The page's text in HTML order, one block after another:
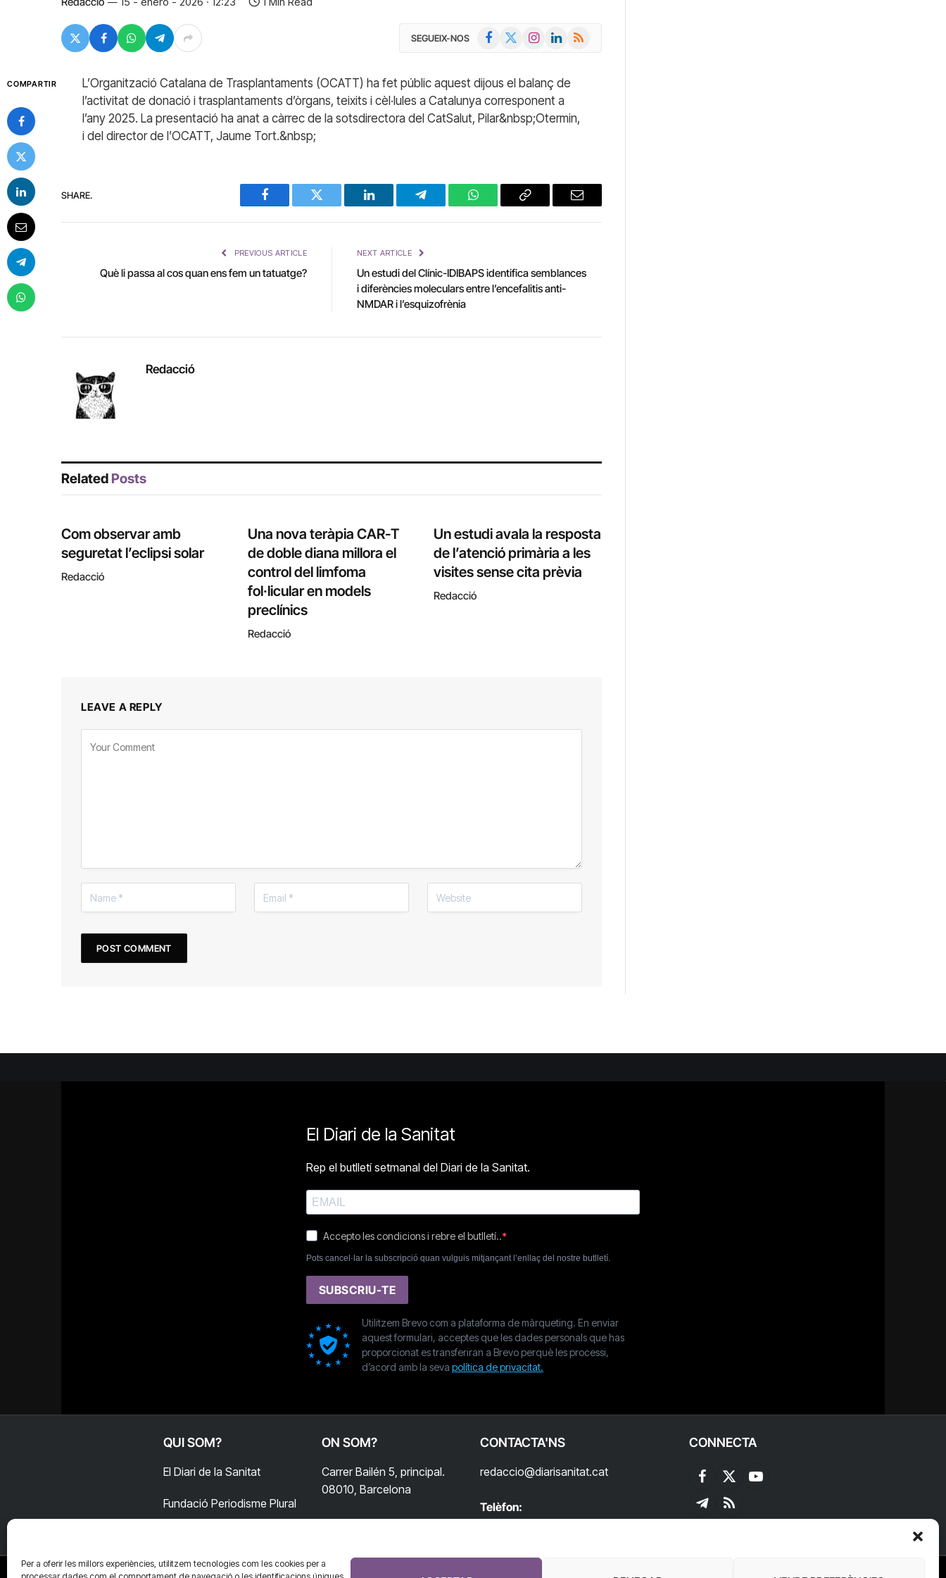
Per a oferir les millors experiències, utilitzem tecnologies com les cookies per a
SEGUEIX-NOS Facebook InstagramLinkedIn
RSS
COMPARTIR
L’Organització Catalana de Trasplantaments (OCATT) ha fet públic aquest dijous el balanç de
l’activitat de donació i trasplantaments d’òrgans, teixits i cèl·lules a Catalunya corresponent a
l’any 2025. La presentació ha anat a càrrec de la sotsdirectora del CatSalut, Pilar&nbsp;Otermin,
i del director de l’OCATT, Jaume Tort.&nbsp;
SHARE.
Facebook Twitter LinkedIn Telegram WhatsAppCopy
Email
PREVIOUS ARTICLE
Què li passa al cos quan ens fem un tatuatge?
NEXT ARTICLE
Un estudi del Clínic-IDIBAPS identifica semblances
i diferències moleculars entre l’encefalitis anti-
NMDAR i l’esquizofrènia
Redacció
Related Posts
Com observar amb
seguretat l’eclipsi solar
Redacció
Una nova teràpia CAR-T
de doble diana millora el
control del limfoma
fol·licular en models
preclínics
Redacció
Un estudi avala la resposta
de l’atenció primària a les
visites sense cita prèvia
Redacció
LEAVE A REPLY
El Diari de la Sanitat
Rep el butlletí setmanal del Diari de la Sanitat.
Accepto les condicions i rebre el butlletí..
Pots cancel·lar la subscripció quan vulguis mitjançant l’enllaç del nostre butlletí.
SUBSCRIU-TE
Utilitzem Brevo com a plataforma de màrqueting. En enviar
aquest formulari, acceptes que les dades personals que has
proporcionat es transferiran a Brevo perquè les processi,
d’acord amb la seva política de privacitat.
QUI SOM?
El Diari de la Sanitat
Fundació Periodisme Plural
ON SOM?
Carrer Bailén 5, principal.
08010, Barcelona
CONTACTA'NS
redaccio@diarisanitat.cat
Telèfon:
CONNECTA
Facebook
X
(Twitter)
YouTube
Telegram
RSS